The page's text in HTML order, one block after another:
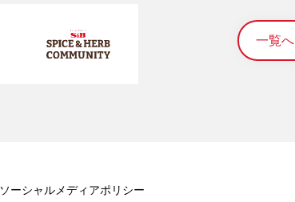
一覧へ
ソーシャルメディアポリシー